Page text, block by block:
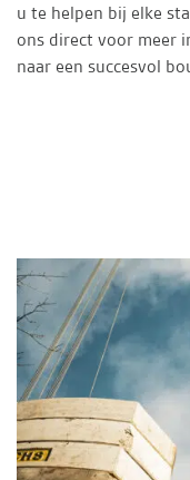
u te helpen bij elke
ons direct voor meer
naar een succesvol